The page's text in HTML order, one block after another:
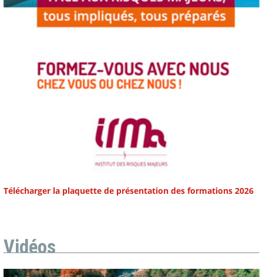
Télécharger la plaquette de présentation des formations 2026
Vidéos